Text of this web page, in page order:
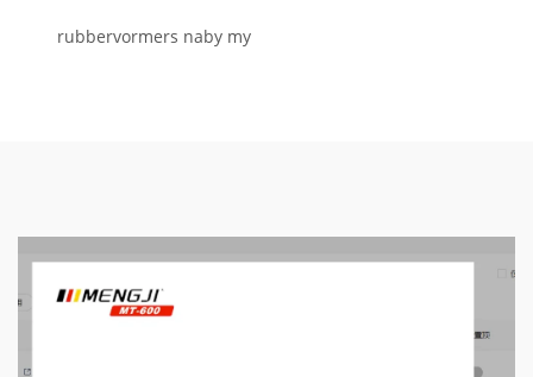
rubbervormers naby my